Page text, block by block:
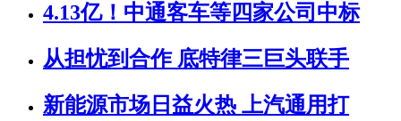
4.13亿！中通客车等四家公司中标
从担忧到合作 底特律三巨头联手
新能源市场日益火热 上汽通用打